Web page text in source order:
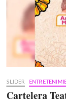
SLIDER
Cartelera